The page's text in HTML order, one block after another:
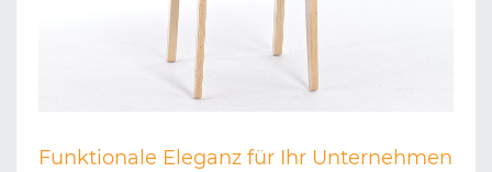
Funktionale Eleganz für Ihr Unternehmen